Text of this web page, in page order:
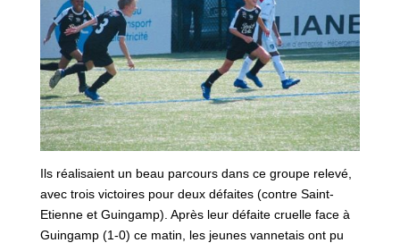
Ils réalisaient un beau parcours dans ce groupe relevé,
avec trois victoires pour deux défaites (contre Saint-
Etienne et Guingamp). Après leur défaite cruelle face à
Guingamp (1-0) ce matin, les jeunes vannetais ont pu